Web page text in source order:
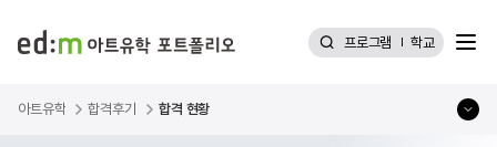
프로그램 학교
아트유학 합격후기 합격 현황